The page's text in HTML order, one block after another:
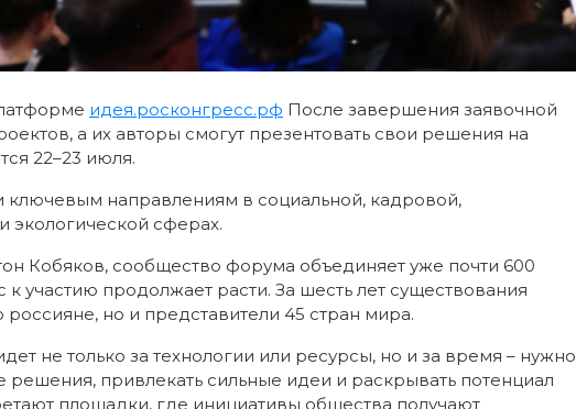
идея.росконгресс.рф После завершения заявочной
а их авторы смогут презентовать свои решения на
22–23 июля.
направлениям в социальной, кадровой,
экологической сферах.
Кобяков, сообщество форума объединяет уже почти 600
участию продолжает расти. За шесть лет существования
но и представители 45 стран мира.
не только за технологии или ресурсы, но и за время – нужно
решения, привлекать сильные идеи и раскрывать потенциал
площадки, где инициативы общества получают